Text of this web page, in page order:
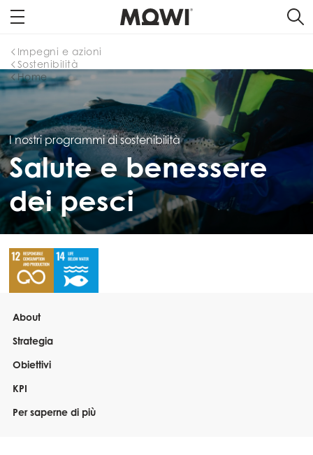
Home
Sostenibilità
Impegni e azioni
I nostri programmi di sostenibilità
Salute e benessere
dei pesci
About
Strategia
Obiettivi
KPI
Per saperne di più